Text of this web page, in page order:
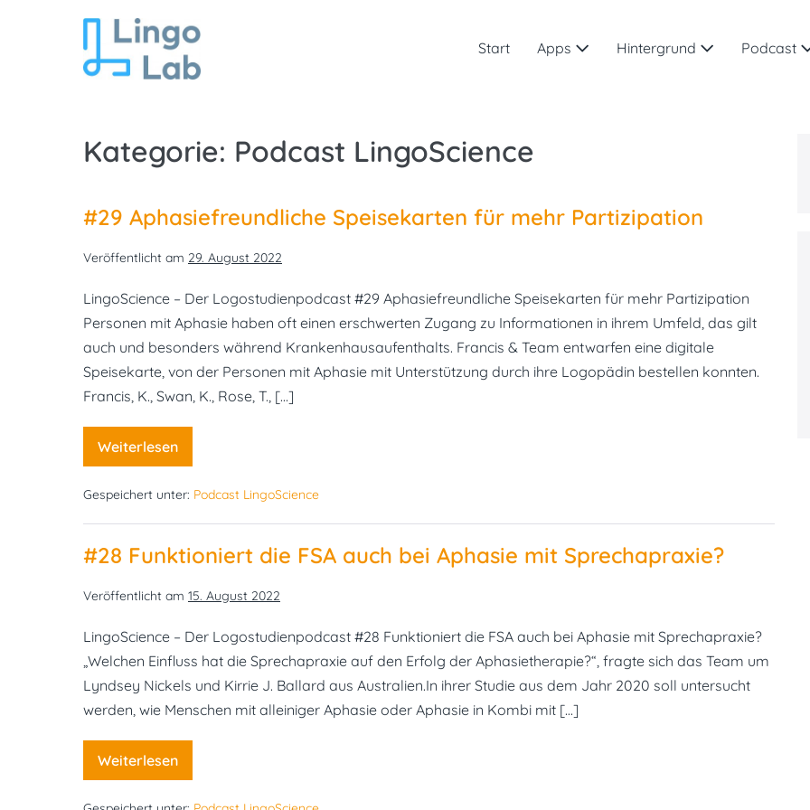
Start Apps Hintergrund Podcast
Kategorie: Podcast LingoScience
#29 Aphasiefreundliche Speisekarten für mehr Partizipation
Veröffentlicht am 29. August 2022
LingoScience – Der Logostudienpodcast #29 Aphasiefreundliche Speisekarten für mehr Partizipation
Personen mit Aphasie haben oft einen erschwerten Zugang zu Informationen in ihrem Umfeld, das gilt
auch und besonders während Krankenhausaufenthalts. Francis & Team entwarfen eine digitale
Speisekarte, von der Personen mit Aphasie mit Unterstützung durch ihre Logopädin bestellen konnten.
Francis, K., Swan, K., Rose, T., […]
Weiterlesen
#29
Aphasiefreundliche
für
Partizipation
Gespeichert unter: Podcast LingoScience
#28 Funktioniert die FSA auch bei Aphasie mit Sprechapraxie?
Veröffentlicht am 15. August 2022
LingoScience – Der Logostudienpodcast #28 Funktioniert die FSA auch bei Aphasie mit Sprechapraxie?
„Welchen Einfluss hat die Sprechapraxie auf den Erfolg der Aphasietherapie?“, fragte sich das Team um
Lyndsey Nickels und Kirrie J. Ballard aus Australien.In ihrer Studie aus dem Jahr 2020 soll untersucht
werden, wie Menschen mit alleiniger Aphasie oder Aphasie in Kombi mit […]
Weiterlesen
#28
Funktioniert